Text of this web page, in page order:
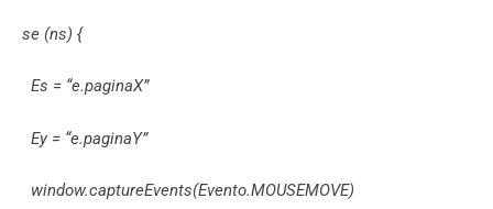
se (ns) {
Es = “e.paginaX”
Ey = “e.paginaY”
window.captureEvents(Evento.MOUSEMOVE)